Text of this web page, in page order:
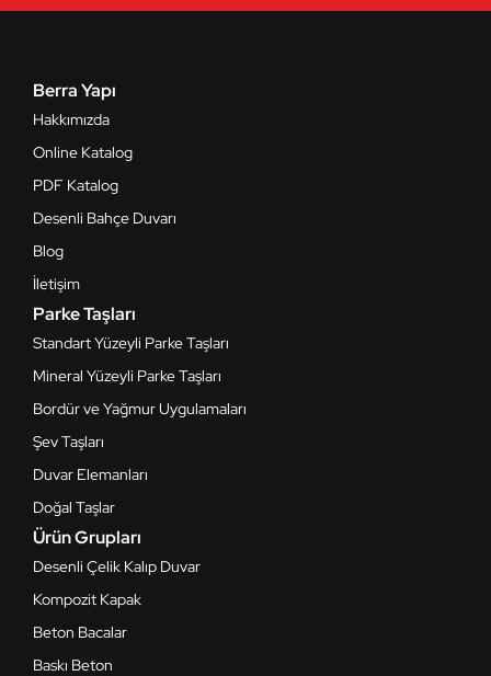
Berra Yapı
Hakkımızda
Online Katalog
PDF Katalog
Desenli Bahçe Duvarı
Blog
İletişim
Parke Taşları
Standart Yüzeyli Parke Taşları
Mineral Yüzeyli Parke Taşları
Bordür ve Yağmur Uygulamaları
Şev Taşları
Duvar Elemanları
Doğal Taşlar
Ürün Grupları
Desenli Çelik Kalıp Duvar
Kompozit Kapak
Beton Bacalar
Baskı Beton